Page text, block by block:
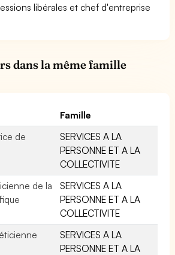
libérales et chef d'entreprise
dans la même famille
Famille
de
SERVICES A LA
PERSONNE ET A LA
COLLECTIVITE
de la
SERVICES A LA
PERSONNE ET A LA
COLLECTIVITE
SERVICES A LA
PERSONNE ET A LA